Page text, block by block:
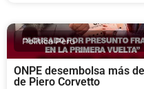
Politica Peru
ONPE desembolsa más
de Piero Corvetto